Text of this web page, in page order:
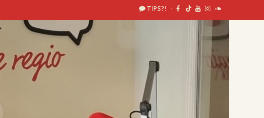
TIPS?! ·
uur 1 van 2
Volgend uur